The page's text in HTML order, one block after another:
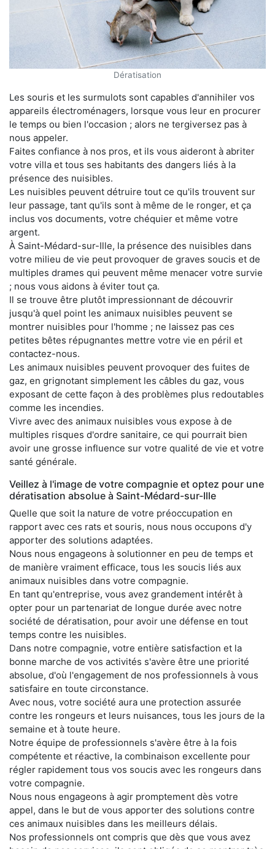
Dératisation
Les souris et les surmulots sont capables d'annihiler vos
appareils électroménagers, lorsque vous leur en procurer
le temps ou bien l'occasion ; alors ne tergiversez pas à
nous appeler.
Faites confiance à nos pros, et ils vous aideront à abriter
votre villa et tous ses habitants des dangers liés à la
présence des nuisibles.
Les nuisibles peuvent détruire tout ce qu'ils trouvent sur
leur passage, tant qu'ils sont à même de le ronger, et ça
inclus vos documents, votre chéquier et même votre
argent.
À Saint-Médard-sur-Ille, la présence des nuisibles dans
votre milieu de vie peut provoquer de graves soucis et de
multiples drames qui peuvent même menacer votre survie
; nous vous aidons à éviter tout ça.
Il se trouve être plutôt impressionnant de découvrir
jusqu'à quel point les animaux nuisibles peuvent se
montrer nuisibles pour l'homme ; ne laissez pas ces
petites bêtes répugnantes mettre votre vie en péril et
contactez-nous.
Les animaux nuisibles peuvent provoquer des fuites de
gaz, en grignotant simplement les câbles du gaz, vous
exposant de cette façon à des problèmes plus redoutables
comme les incendies.
Vivre avec des animaux nuisibles vous expose à de
multiples risques d'ordre sanitaire, ce qui pourrait bien
avoir une grosse influence sur votre qualité de vie et votre
santé générale.
Veillez à l'image de votre compagnie et optez pour une
dératisation absolue à Saint-Médard-sur-Ille
Quelle que soit la nature de votre préoccupation en
rapport avec ces rats et souris, nous nous occupons d'y
apporter des solutions adaptées.
Nous nous engageons à solutionner en peu de temps et
de manière vraiment efficace, tous les soucis liés aux
animaux nuisibles dans votre compagnie.
En tant qu'entreprise, vous avez grandement intérêt à
opter pour un partenariat de longue durée avec notre
société de dératisation, pour avoir une défense en tout
temps contre les nuisibles.
Dans notre compagnie, votre entière satisfaction et la
bonne marche de vos activités s'avère être une priorité
absolue, d'où l'engagement de nos professionnels à vous
satisfaire en toute circonstance.
Avec nous, votre société aura une protection assurée
contre les rongeurs et leurs nuisances, tous les jours de la
semaine et à toute heure.
Notre équipe de professionnels s'avère être à la fois
compétente et réactive, la combinaison excellente pour
régler rapidement tous vos soucis avec les rongeurs dans
votre compagnie.
Nous nous engageons à agir promptement dès votre
appel, dans le but de vous apporter des solutions contre
ces animaux nuisibles dans les meilleurs délais.
Nos professionnels ont compris que dès que vous avez